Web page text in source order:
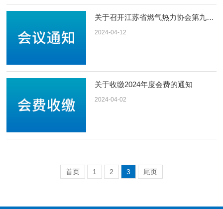
关于召开江苏省燃气热力协会第九届二次理事会的通知
2024-04-12
关于收缴2024年度会费的通知
2024-04-02
首页 1 2 3 尾页